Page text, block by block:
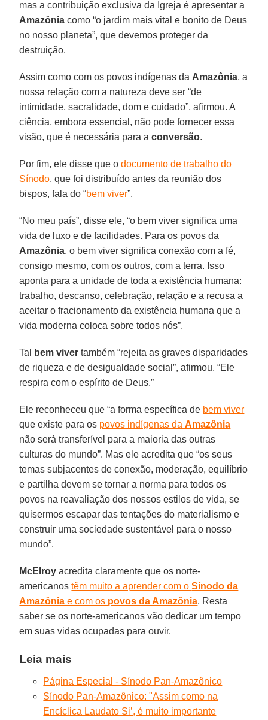
mas a contribuição exclusiva da Igreja é apresentar a
Amazônia como “o jardim mais vital e bonito de Deus
no nosso planeta”, que devemos proteger da
destruição.
Assim como com os povos indígenas da Amazônia, a
nossa relação com a natureza deve ser “de
intimidade, sacralidade, dom e cuidado”, afirmou. A
ciência, embora essencial, não pode fornecer essa
visão, que é necessária para aconversão.
Por fim, ele disse que odocumento de trabalho do
Sínodo, que foi distribuído antes da reunião dos
bispos, fala do “bem viver”.
“No meu país”, disse ele, “o bem viver significa uma
vida de luxo e de facilidades. Para os povos da
Amazônia, o bem viver significa conexão com a fé,
consigo mesmo, com os outros, com a terra. Isso
aponta para a unidade de toda a existência humana:
trabalho, descanso, celebração, relação e a recusa a
aceitar o fracionamento da existência humana que a
vida moderna coloca sobre todos nós”.
Tal bem viver também “rejeita as graves disparidades
de riqueza e de desigualdade social”, afirmou. “Ele
respira com o espírito de Deus.”
Ele reconheceu que “a forma específica de bem viver
que existe para os povos indígenas daAmazônia
não será transferível para a maioria das outras
culturas do mundo”. Mas ele acredita que “os seus
temas subjacentes de conexão, moderação, equilíbrio
e partilha devem se tornar a norma para todos os
povos na reavaliação dos nossos estilos de vida, se
quisermos escapar das tentações do materialismo e
construir uma sociedade sustentável para o nosso
mundo”.
McElroy acredita claramente que os norte-
americanostêm muito a aprender com oSínodo da
Amazônia e com os povos da Amazônia. Resta
saber se os norte-americanos vão dedicar um tempo
em suas vidas ocupadas para ouvir.
Leia mais
Página Especial - Sínodo Pan-Amazônico
Sínodo Pan-Amazônico: "Assim como na
Encíclica Laudato Si’, é muito importante